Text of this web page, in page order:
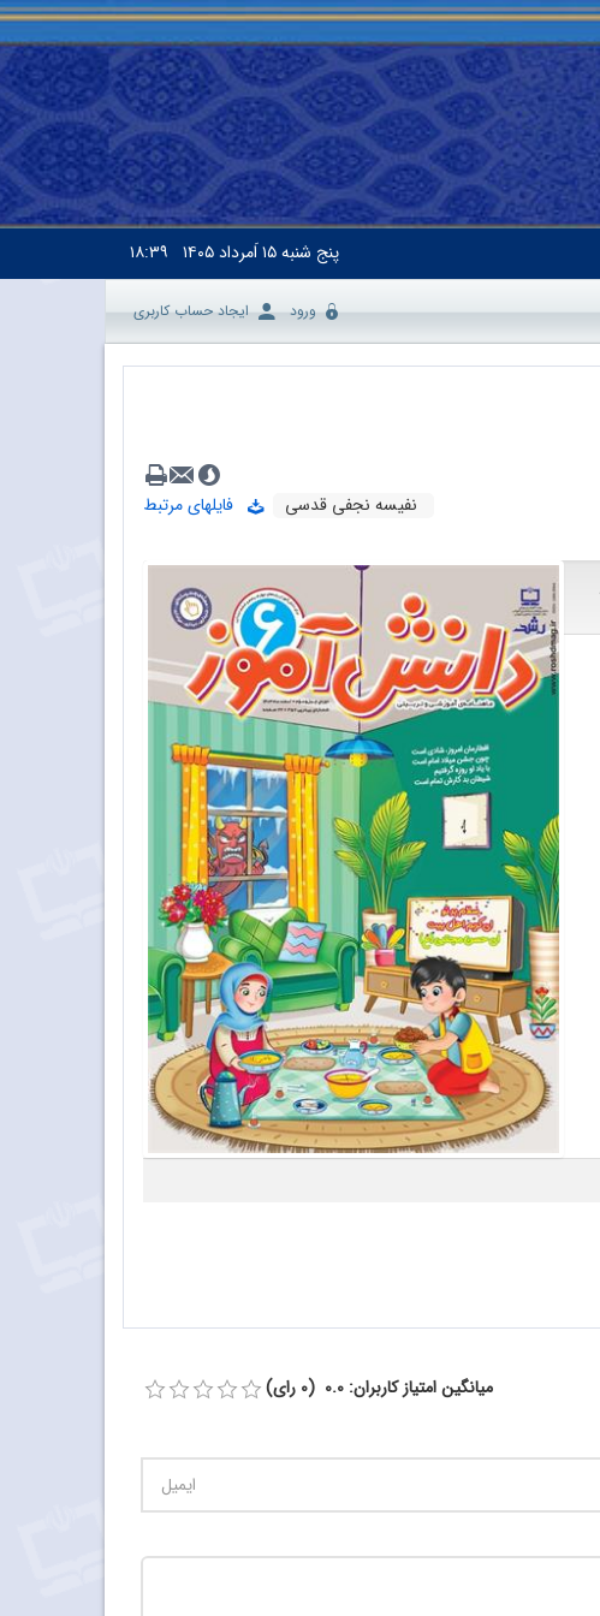
پنج شنبه۱۵ اَمرداد ۱۴۰۵ ۱۸:۳۹
ورود ایجاد حساب کاربری
نفیسه نجفی قدسی
فایلهای مرتبط
میانگین امتیاز کاربران: 0.0 (0 رای)